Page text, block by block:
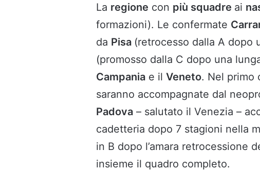
La regione con più squadre ai
formazioni). Le confermate
da Pisa (retrocesso dalla A dopo
(promosso dalla C dopo una
Campania e il Veneto. Nel primo
saranno accompagnate dal
Padova – salutato il Venezia –
cadetteria dopo 7 stagioni nella
in B dopo l’amara retrocessione
insieme il quadro completo.